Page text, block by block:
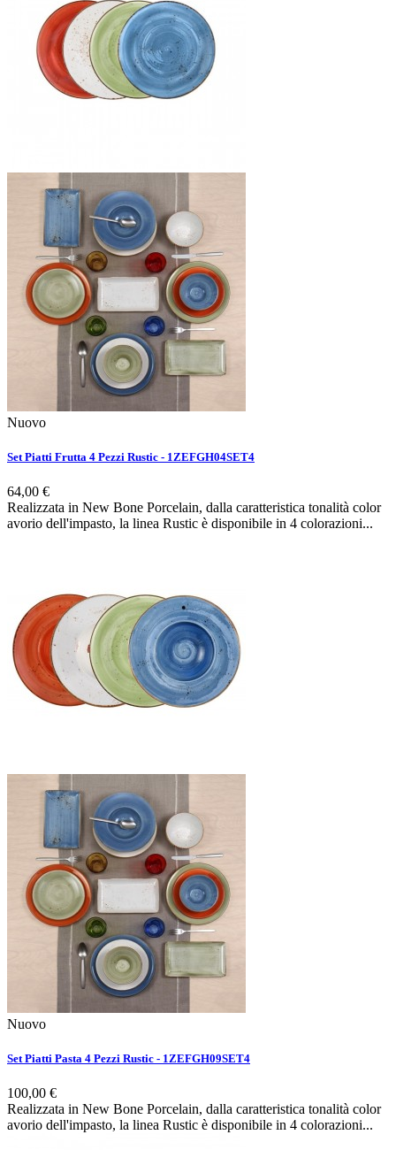
Nuovo
Set Piatti Frutta 4 Pezzi Rustic - 1ZEFGH04SET4
64,00 €
Realizzata in New Bone Porcelain, dalla caratteristica tonalità color
avorio dell'impasto, la linea Rustic è disponibile in 4 colorazioni...
Nuovo
Set Piatti Pasta 4 Pezzi Rustic - 1ZEFGH09SET4
100,00 €
Realizzata in New Bone Porcelain, dalla caratteristica tonalità color
avorio dell'impasto, la linea Rustic è disponibile in 4 colorazioni...